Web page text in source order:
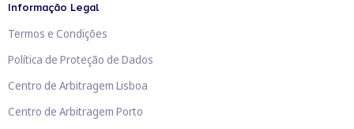
Informação Legal
Termos e Condições
Política de Proteção de Dados
Centro de Arbitragem Lisboa
Centro de Arbitragem Porto